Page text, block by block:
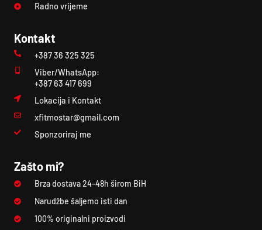
Radno vrijeme
Kontakt
+387 36 325 325
Viber/WhatsApp:
+387 63 417 699
Lokacija i Kontakt
xfitmostar@gmail.com
Sponzoriraj me
Zašto mi?
Brza dostava 24–48h širom BiH
Narudžbe šaljemo isti dan
100% originalni proizvodi